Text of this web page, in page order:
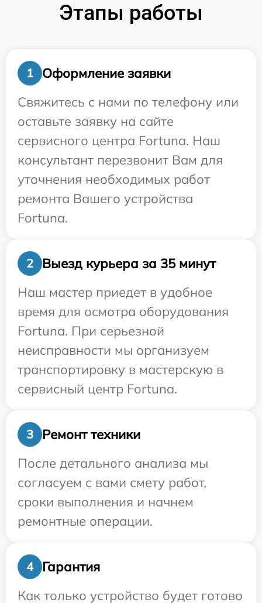
Этапы работы
1
Оформление заявки
Свяжитесь с нами по телефону или
оставьте заявку на сайте
сервисного центра Fortuna. Наш
консультант перезвонит Вам для
уточнения необходимых работ
ремонта Вашего устройства
Fortuna.
2
Выезд курьера за 35 минут
Наш мастер приедет в удобное
время для осмотра оборудования
Fortuna. При серьезной
неисправности мы организуем
транспортировку в мастерскую в
сервисный центр Fortuna.
3
Ремонт техники
После детального анализа мы
согласуем с вами смету работ,
сроки выполнения и начнем
ремонтные операции.
4
Гарантия
Как только устройство будет готово